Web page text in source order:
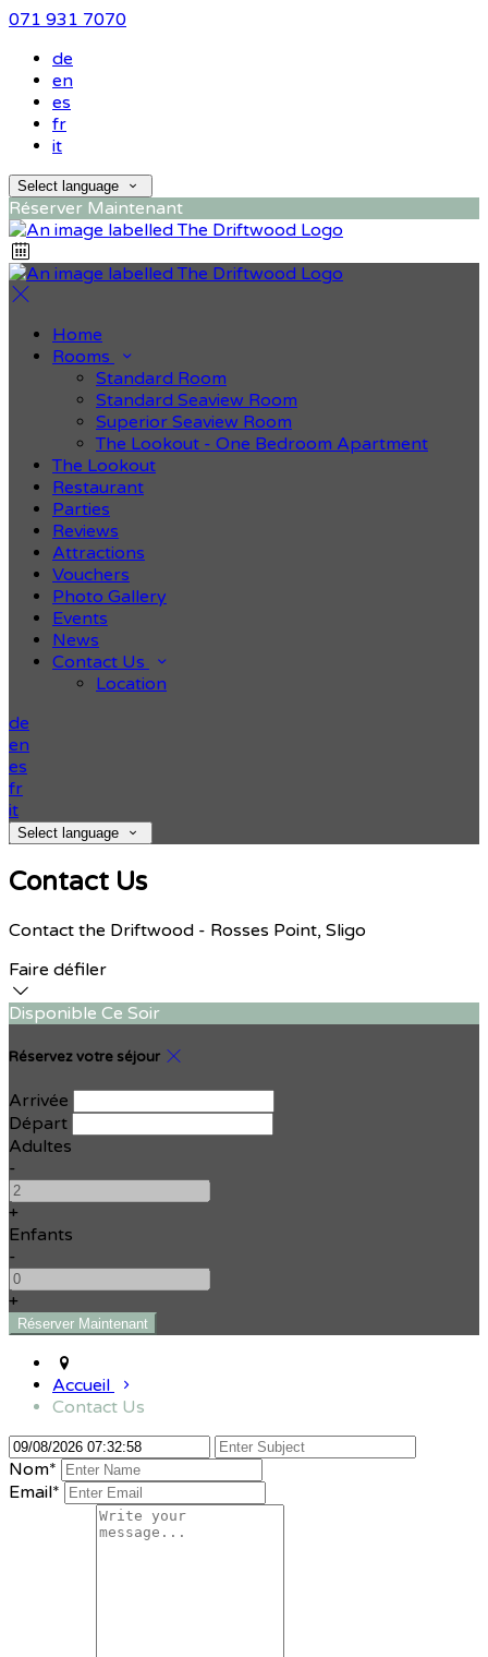
071 931 7070
de
en
es
fr
it
Select language
Réserver Maintenant
Home
Rooms
Standard Room
Standard Seaview Room
Superior Seaview Room
The Lookout - One Bedroom Apartment
The Lookout
Restaurant
Parties
Reviews
Attractions
Vouchers
Photo Gallery
Events
News
Contact Us
Location
de
en
es
fr
it
Select language
Contact Us
Contact the Driftwood - Rosses Point, Sligo
Faire défiler
Disponible Ce Soir
Réservez votre séjour
Arrivée
Départ
Adultes
-
+
Enfants
-
+
Accueil
Contact Us
Nom*
Email*